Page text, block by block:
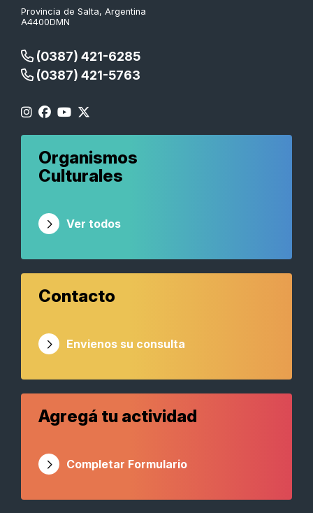
Provincia de Salta, Argentina
A4400DMN
(0387) 421-6285
(0387) 421-5763
Organismos
Culturales
Ver todos
Contacto
Envienos su consulta
Agregá tu actividad
Completar Formulario